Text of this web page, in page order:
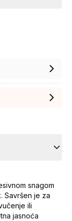
snagom
Savršen je za
ili
jasnoća